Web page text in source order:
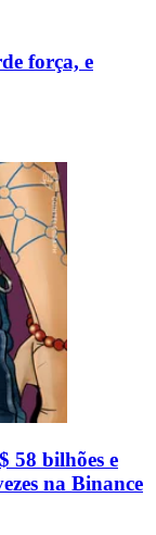
força, e
58 bilhões e
na Binance